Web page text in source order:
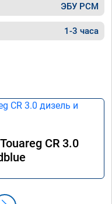
ЭБУ PCM
1-3 часа
CR 3.0